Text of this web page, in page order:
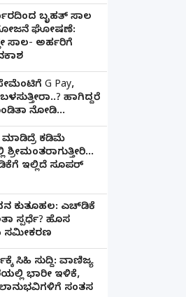
ಬೃಹತ್ ಸಾಲ
ಘೋಷಣೆ:
ಸಾಲ- ಅರ್ಹರಿಗೆ
G Pay,
ಹಾಗಿದ್ದರೆ
ನೋಡಿ...
ಕಡಿಮೆ
ಇಲ್ಲಿದೆ ಸೂಪರ್
ಕುತೂಹಲ: ಎಚ್‌ಡಿಕೆ
ಸ್ಪರ್ಧೆ? ಹೊಸ
ಸಮೀಕರಣ
ಸಿಹಿ ಸುದ್ದಿ: ವಾಣಿಜ್ಯ
ಭಾರೀ ಇಳಿಕೆ,
ಸಂತಸ